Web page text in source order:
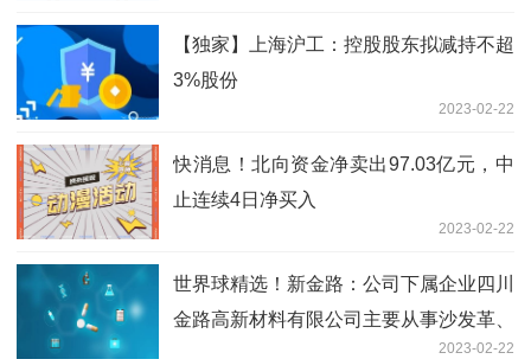
【独家】上海沪工：控股股东拟减持不超
3%股份
2023-02-22
快消息！北向资金净卖出97.03亿元，中
止连续4日净买入
2023-02-22
世界球精选！新金路：公司下属企业四川
金路高新材料有限公司主要从事沙发革、
2023-02-22